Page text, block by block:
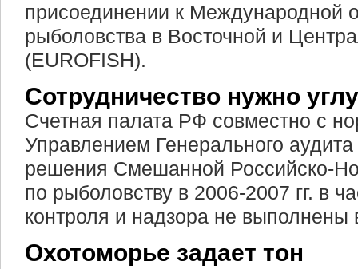
присоединении к Международной
рыболовства в Восточной и
(EUROFISH).
Сотрудничество нужно
Счетная палата РФ совместно с
Управлением Генерального
решения Смешанной Российско-
по рыболовству в 2006-2007 гг. в
контроля и надзора не
Охотоморье задает тон